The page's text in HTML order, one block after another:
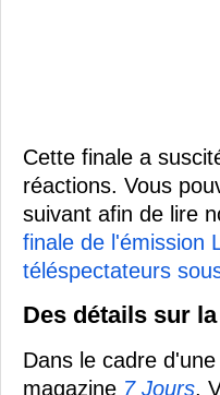
Cette finale a
réactions. Vous
suivant afin de lire
finale de l'émission
téléspectateurs
Des détails sur
Dans le cadre
magazine 7 Jours,